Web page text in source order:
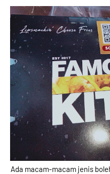
Ada macam-macam jenis